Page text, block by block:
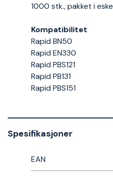
1000 stk., pakket i eske
Kompatibilitet
Rapid BN50
Rapid EN330
Rapid PBS121
Rapid PB131
Rapid PBS151
Spesifikasjoner
EAN